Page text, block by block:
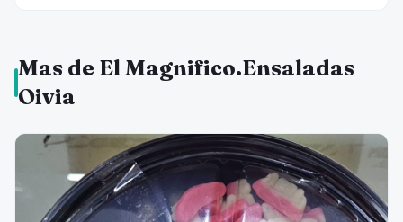
Mas de El Magnifico.Ensaladas
Oivia